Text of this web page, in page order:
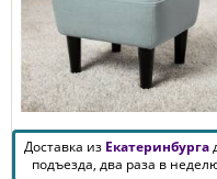
Доставка из Екатеринбурга
подъезда, два раза в
ОФИСНАЯ
МЕБЕЛЬ
МАТРАСЫ
МЕБЕЛЬ
ДЛЯ
ВАННОЙ